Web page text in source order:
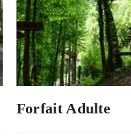
Forfait Adulte